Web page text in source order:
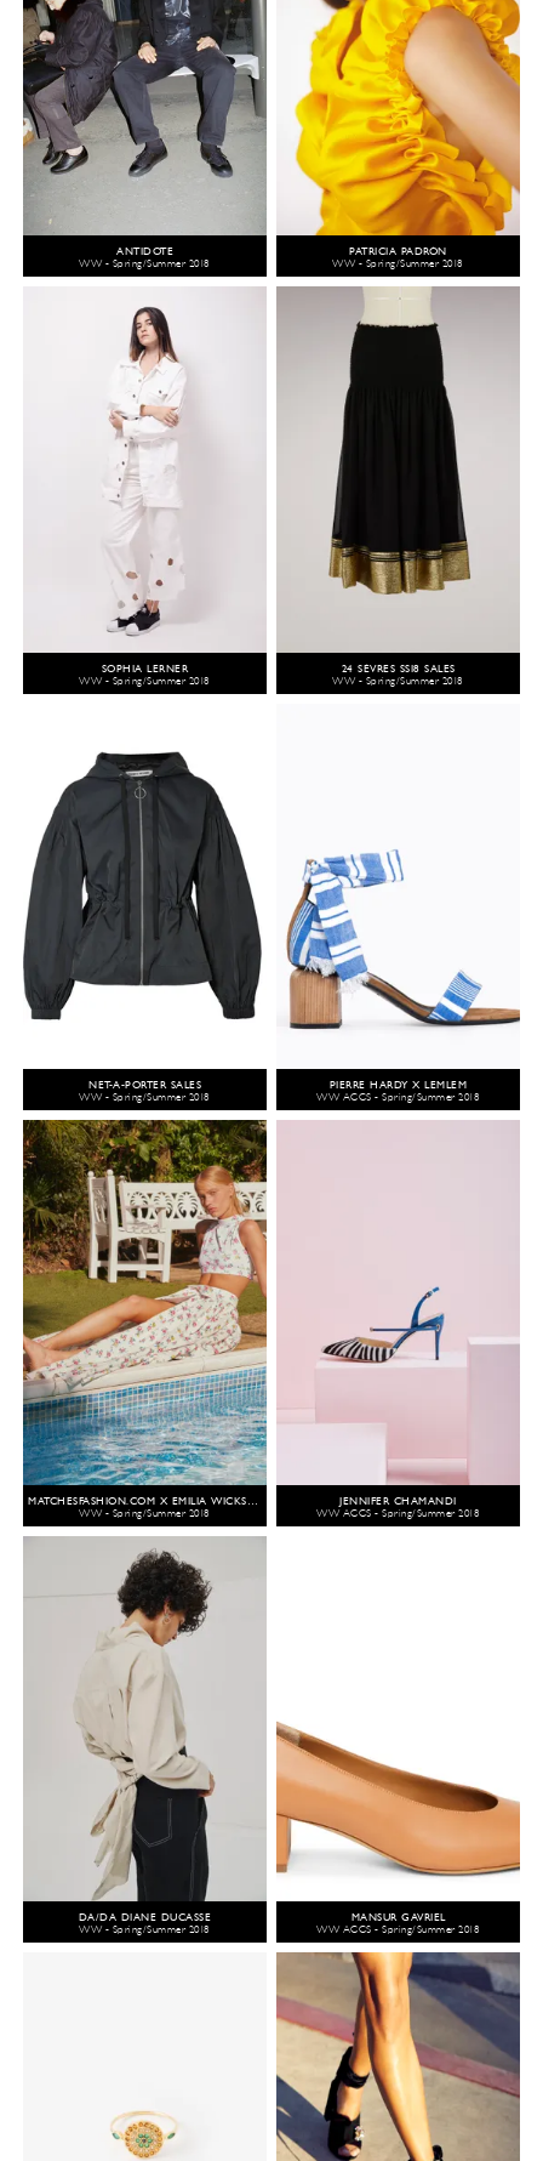
ANTIDOTE
WW - Spring/Summer 2018
PATRICIA PADRÓN
WW - Spring/Summer 2018
SOPHIA LERNER
WW - Spring/Summer 2018
24 SÈVRES SS18 SALES
WW - Spring/Summer 2018
NET-A-PORTER SALES
WW - Spring/Summer 2018
PIERRE HARDY X LEMLEM
WW ACCS - Spring/Summer 2018
WW - Spring/Summer 2018
JENNIFER CHAMANDI
WW ACCS - Spring/Summer 2018
DA/DA DIANE DUCASSE
WW - Spring/Summer 2018
MANSUR GAVRIEL
WW ACCS - Spring/Summer 2018